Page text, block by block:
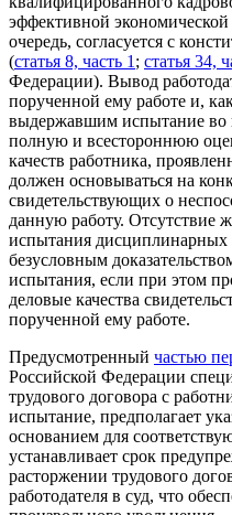
эффективной
очередь, согласуется с
(статья 8, часть 1 ; статья 34,
Федерации). Вывод
порученной ему работе и,
выдержавшим испытание во
полную и всестороннюю
качеств работника,
должен основываться на
свидетельствующих о
данную работу. Отсутствие
испытания дисциплинарных
безусловным
испытания, если при этом
деловые качества
порученной ему работе.
Предусмотренный частью
Российской Федерации
трудового договора с
испытание, предполагает
основанием для
устанавливает срок
расторжении трудового
работодателя в суд, что